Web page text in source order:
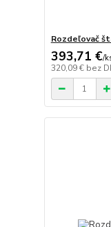
Rozdeľovač
393,71 €/
320,09 € bez